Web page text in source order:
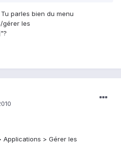
parles bien du menu
gérer les
Applications > Gérer les